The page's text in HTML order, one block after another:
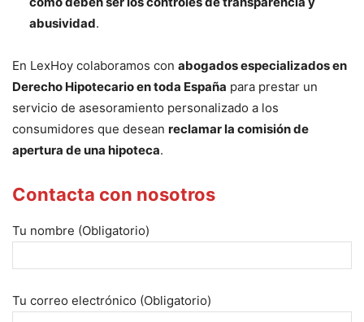
abusividad.
En LexHoy colaboramos con abogados especializados en
Derecho Hipotecario en toda España para prestar un
servicio de asesoramiento personalizado a los
consumidores que desean reclamar la comisión de
apertura de una hipoteca.
Contacta con nosotros
Tu nombre (Obligatorio)
Tu correo electrónico (Obligatorio)